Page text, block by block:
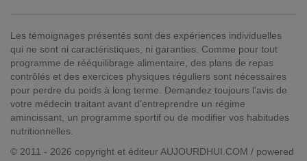
Les témoignages présentés sont des expériences individuelles
qui ne sont ni caractéristiques, ni garanties. Comme pour tout
programme de rééquilibrage alimentaire, des plans de repas
contrôlés et des exercices physiques réguliers sont nécessaires
pour perdre du poids à long terme. Demandez toujours l'avis de
votre médecin traitant avant d'entreprendre un régime
amincissant, un programme sportif ou de modifier vos habitudes
nutritionnelles.
© 2011 - 2026 copyright et éditeur AUJOURDHUI.COM / powered